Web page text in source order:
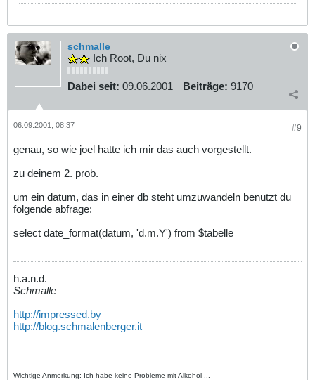
schmalle
Ich Root, Du nix
Dabei seit: 09.06.2001 Beiträge: 9170
#9
06.09.2001, 08:37
genau, so wie joel hatte ich mir das auch vorgestellt.
zu deinem 2. prob.
um ein datum, das in einer db steht umzuwandeln benutzt du
folgende abfrage:
select date_format(datum, 'd.m.Y') from $tabelle
h.a.n.d.
Schmalle
http://impressed.by
http://blog.schmalenberger.it
Wichtige Anmerkung: Ich habe keine Probleme mit Alkohol ...